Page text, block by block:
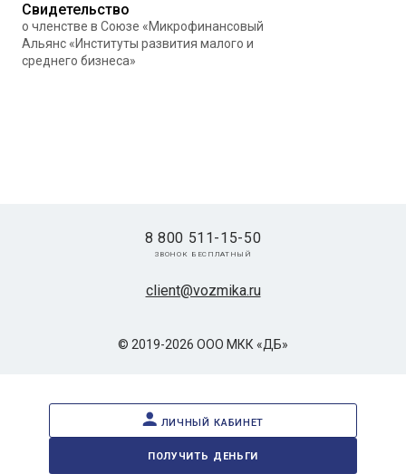
Свидетельство
о членстве в Союзе «Микрофинансовый
Альянс «Институты развития малого и
среднего бизнеса»
© 2019-2026 ООО МКК «ДБ»
client@vozmika.ru
8 800 511-15-50
звонок бесплатный
личный кабинет
получить деньги